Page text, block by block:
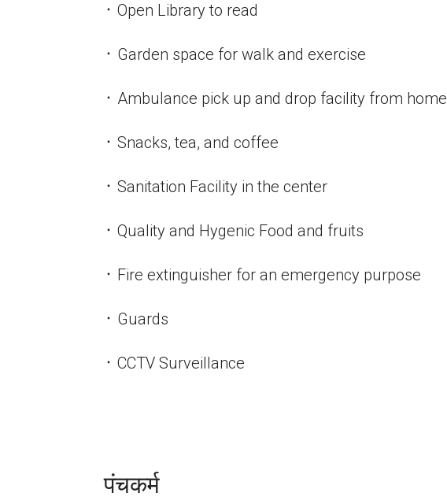
᛫ Open Library to read
᛫ Garden space for walk and exercise
᛫ Ambulance pick up and drop facility from home
᛫ Snacks, tea, and coffee
᛫ Sanitation Facility in the center
᛫ Quality and Hygenic Food and fruits
᛫ Fire extinguisher for an emergency purpose
᛫ Guards
᛫ CCTV Surveillance
पंचकर्म